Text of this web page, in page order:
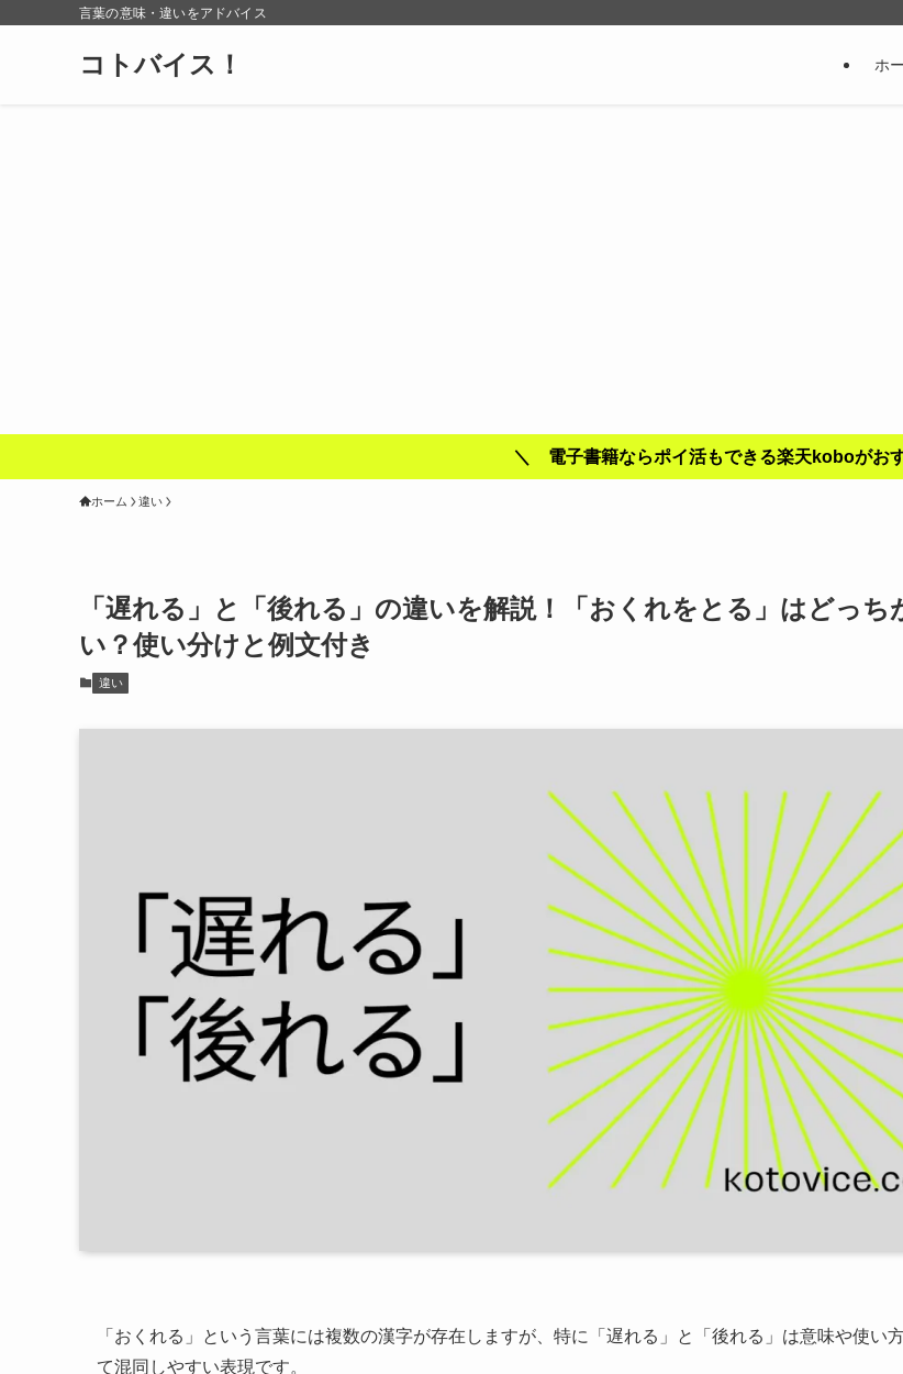
言葉の意味・違いをアドバイス
コトバイス！ ホ
＼ 電子書籍ならポイ活もできる楽天koboがお
ホーム 違い
「遅れる」と「後れる」の違いを解説！「おくれをとる」はどっち
い？使い分けと例文付き
違い
「おくれる」という言葉には複数の漢字が存在しますが、特に「遅れる」と「後れる」は意味や使い
て混同しやすい表現です。